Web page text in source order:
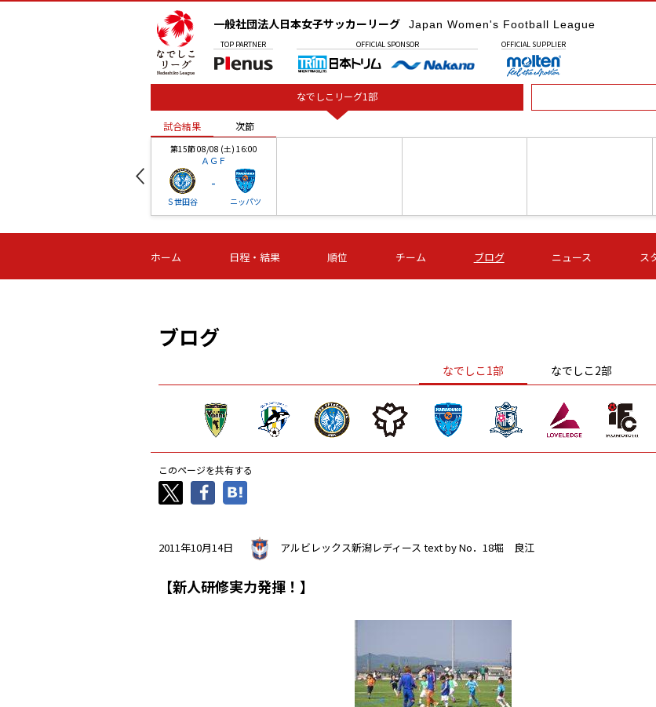
一般社団法人日本女子サッカーリーグ Japan Women's Football League
TOP PARTNER OFFICIAL SPONSOR OFFICIAL SUPPLIER
なでしこリーグ1部
試合結果 次節
第15節 08/08 (土) 16:00
ＡＧＦ
Ｓ世田谷
-
ニッパツ
-
第16節 09/05 (土) 15:00
ニッパツ
-
第16節 09/05 (土) 15:00
石人の星
-
第16節 09/05 (土) 16:00
ＡＧＦ
-
いちご
-
試合結果 次節
ホーム 日程・結果 順位 チーム ブログ ニュース ス
ブログ
なでしこ1部 なでしこ2部
このページを共有する
2011年10月14日 アルビレックス新潟レディース text by No．18堀 良江
【新人研修実力発揮！】